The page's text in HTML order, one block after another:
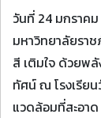
วันที่ 24 มกราค
มหาวิทยาลัยรา
สี เติมใจ ด้วยพ
ทัศน์ ณ โรงเรีย
แวดล้อมที่สะอาด